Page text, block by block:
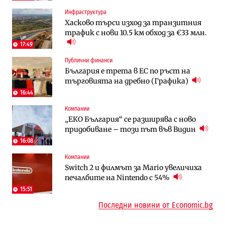
17:49
Инфраструктура
Хасково търси изход за транзитния
трафик с нови 10.5 км обход за €33 млн.
16:44
Публични финанси
България е трета в ЕС по ръст на
търговията на дребно (Графика)
16:08
Компании
„ЕКО България“ се разширява с ново
придобиване – този път във Видин
15:51
Компании
Switch 2 и филмът за Mario увеличиха
печалбите на Nintendo с 54%
Компании
Vivacom предлага над 150 устройства с
90% отстъпка през август
Енергетика
АЕЦ „Козлодуй“ ще работи само още
няколко седмици, ако сушата продължи
Digi&AI
Трафикът толкова е намалял, че големи
медии обмислят да се откажат
Публични финанси
Общините вече зависят от
централната власт за 75% от
To:know
Последни дни с обозначаване на цените
в лева: Какво предстои?
Градоустройство
Столична община избра изпълнител за
преместването на трамвайното
To:know
Какво се променя в България от 1
август?
Отрасли
Жилищата в България поскъпват при
намаляващо население и все повече
Последни новини от Economic.bg